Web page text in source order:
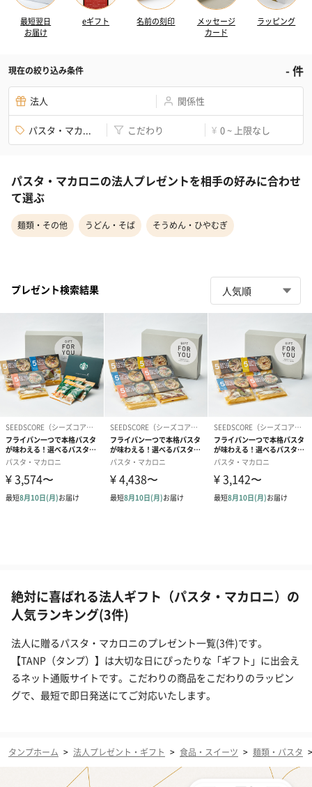
最短翌日
お届け
eギフト 名前の刻印
メッセージ
カード
ラッピング
現在の絞り込み条件 -件
法人 関係性
パスタ・マカ... こだわり ¥ 0 ~ 上限なし
パスタ・マカロニの法人プレゼントを相手の好みに合わせ
て選ぶ
麺類・その他 うどん・そば そうめん・ひやむぎ
プレゼント検索結果
絶対に喜ばれる法人ギフト（パスタ・マカロニ）の
人気ランキング(3件)
法人に贈るパスタ・マカロニのプレゼント一覧(3件)です。
【TANP（タンプ）】は大切な日にぴったりな「ギフト」に出会え
るネット通販サイトです。こだわりの商品をこだわりのラッピン
グで、最短で即日発送にてご対応いたします。
タンプホーム > 法人プレゼント・ギフト > 食品・スイーツ > 麺類・パスタ